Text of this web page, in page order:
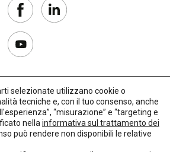
2017–2026
Privacy Policy
selezionate utilizzano cookie o
tecniche e, con il tuo consenso, anche
“misurazione” e “targeting e
nella informativa sul trattamento dei
può rendere non disponibili le relative